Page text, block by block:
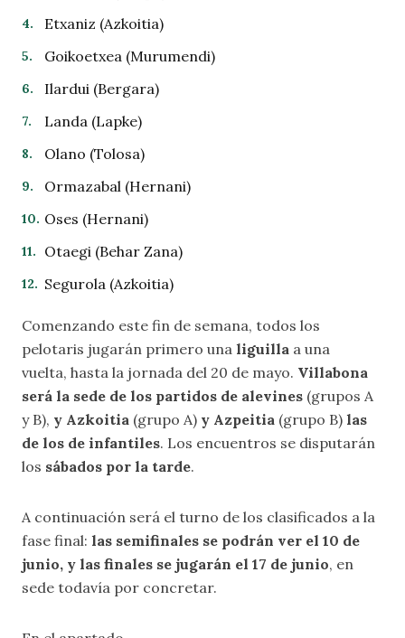
Etxaniz (Azkoitia)
Goikoetxea (Murumendi)
Ilardui (Bergara)
Landa (Lapke)
Olano (Tolosa)
Ormazabal (Hernani)
Oses (Hernani)
Otaegi (Behar Zana)
Segurola (Azkoitia)
Comenzando este fin de semana, todos los
pelotaris jugarán primero una liguilla a una
vuelta, hasta la jornada del 20 de mayo. Villabona
será la sede de los partidos de alevines (grupos A
y B), y Azkoitia (grupo A) y Azpeitia (grupo B) las
de los de infantiles. Los encuentros se disputarán
los sábados por la tarde.
A continuación será el turno de los clasificados a la
fase final: las semifinales se podrán ver el 10 de
junio, y las finales se jugarán el 17 de junio, en
sede todavía por concretar.